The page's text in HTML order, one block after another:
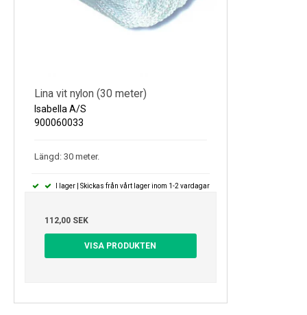
Lina vit nylon (30 meter)
Isabella A/S
900060033
Längd: 30 meter.
I lager | Skickas från vårt lager inom 1-2 vardagar
112,00 SEK
VISA PRODUKTEN